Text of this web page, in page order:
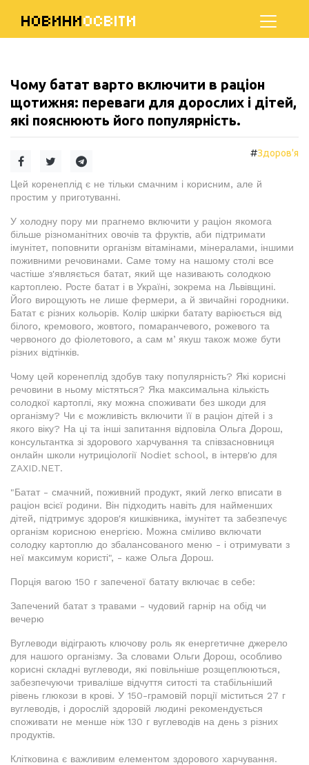
НОВИНИОСВІТИ
Чому батат варто включити в раціон
щотижня: переваги для дорослих і дітей,
які пояснюють його популярність.
#Здоров'я
Цей коренеплід є не тільки смачним і корисним, але й
простим у приготуванні.
У холодну пору ми прагнемо включити у раціон якомога
більше різноманітних овочів та фруктів, аби підтримати
імунітет, поповнити організм вітамінами, мінералами, іншими
поживними речовинами. Саме тому на нашому столі все
частіше з'являється батат, який ще називають солодкою
картоплею. Росте батат і в Україні, зокрема на Львівщині.
Його вирощують не лише фермери, а й звичайні городники.
Батат є різних кольорів. Колір шкірки батату варіюється від
білого, кремового, жовтого, помаранчевого, рожевого та
червоного до фіолетового, а сам мʼякуш також може бути
різних відтінків.
Чому цей коренеплід здобув таку популярність? Які корисні
речовини в ньому містяться? Яка максимальна кількість
солодкої картоплі, яку можна споживати без шкоди для
організму? Чи є можливість включити її в раціон дітей і з
якого віку? На ці та інші запитання відповіла Ольга Дорош,
консультантка зі здорового харчування та співзасновниця
онлайн школи нутриціології Nodiet school, в інтерв'ю для
ZAXID.NET.
"Батат - смачний, поживний продукт, який легко вписати в
раціон всієї родини. Він підходить навіть для найменших
дітей, підтримує здоров'я кишківника, імунітет та забезпечує
організм корисною енергією. Можна сміливо включати
солодку картоплю до збалансованого меню - і отримувати з
неї максимум користі", - каже Ольга Дорош.
Порція вагою 150 г запеченої батату включає в себе:
Запечений батат з травами - чудовий гарнір на обід чи
вечерю
Вуглеводи відіграють ключову роль як енергетичне джерело
для нашого організму. За словами Ольги Дорош, особливо
корисні складні вуглеводи, які повільніше розщеплюються,
забезпечуючи триваліше відчуття ситості та стабільніший
рівень глюкози в крові. У 150-грамовій порції міститься 27 г
вуглеводів, і дорослій здоровій людині рекомендується
споживати не менше ніж 130 г вуглеводів на день з різних
продуктів.
Клітковина є важливим елементом здорового харчування.